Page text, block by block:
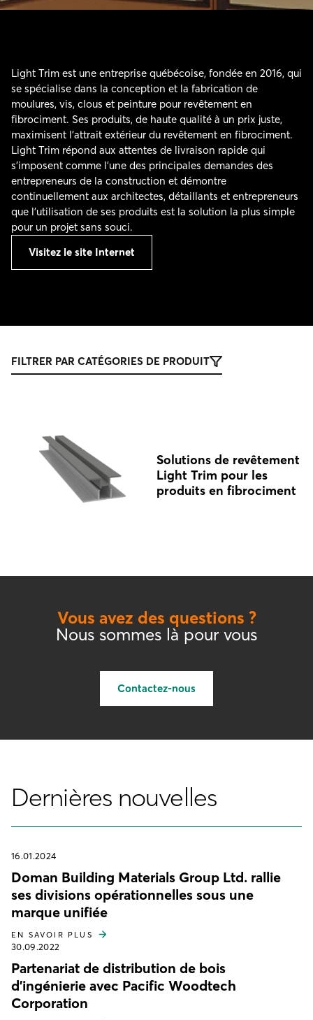
Light Trim est une entreprise québécoise, fondée en 2016, qui
se spécialise dans la conception et la fabrication de
moulures, vis, clous et peinture pour revêtement en
fibrociment. Ses produits, de haute qualité à un prix juste,
maximisent l’attrait extérieur du revêtement en fibrociment.
Light Trim répond aux attentes de livraison rapide qui
s’imposent comme l’une des principales demandes des
entrepreneurs de la construction et démontre
continuellement aux architectes, détaillants et entrepreneurs
que l’utilisation de ses produits est la solution la plus simple
pour un projet sans souci.
Visitez le site Internet
FILTRER PAR CATÉGORIES DE PRODUIT
Solutions de revêtement
Light Trim pour les
produits en fibrociment
Vous avez des questions ?
Nous sommes là pour vous
Contactez-nous
Dernières nouvelles
16.01.2024
Doman Building Materials Group Ltd. rallie
ses divisions opérationnelles sous une
marque unifiée
EN SAVOIR PLUS
30.09.2022
Partenariat de distribution de bois
d'ingénierie avec Pacific Woodtech
Corporation